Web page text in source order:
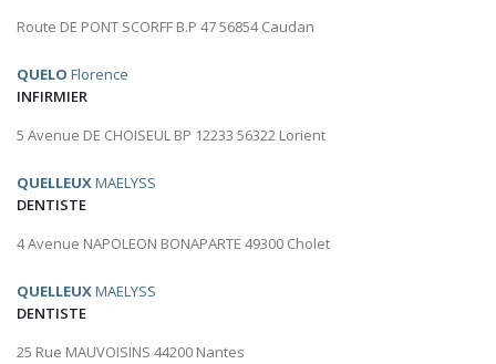
Route DE PONT SCORFF B.P 47 56854 Caudan
QUELO Florence
INFIRMIER
5 Avenue DE CHOISEUL BP 12233 56322 Lorient
QUELLEUXMAELYSS
DENTISTE
4 Avenue NAPOLEON BONAPARTE 49300 Cholet
QUELLEUXMAELYSS
DENTISTE
25 Rue MAUVOISINS 44200 Nantes